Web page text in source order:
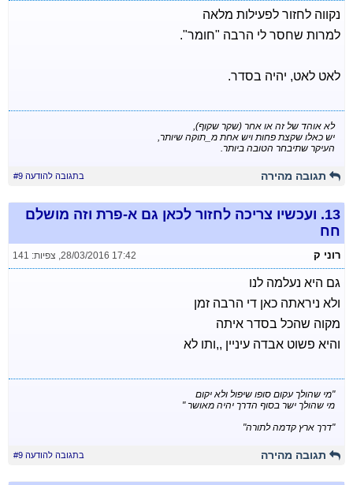
נקווה לחזור לפעילות מלאה
למרות שחסר לי הרבה "חומר".
לאט לאט, יהיה בסדר.
לא אוהד של זה או אחר (שקר שקוף),
יש כאלו שקצת פחות ויש אחת מ_תוקה שיותר,
העיקר שתיבחר הטובה ביותר.
תגובה מהירה בתגובה להודעה #9
13. ועכשיו צריכה לחזור לכאן גם א-פרת וזה מושלם
חח
רוני ק 28/03/2016 17:42
, צפיות: 141
גם היא נעלמה לנו
ולא ניראתה כאן די הרבה זמן
מקוה שהכל בסדר איתה
והיא פשוט אבדה עיניין ,,ותו לא
"מי שהולך עקום סופו שיפול ולא יקום
מי שהולך ישר בסוף הדרך יהיה מאושר "
"דרך ארץ קדמה לתורה"
תגובה מהירה בתגובה להודעה #9